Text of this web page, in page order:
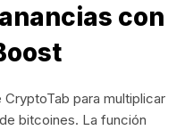
con
para multiplicar
bitcoines. La función